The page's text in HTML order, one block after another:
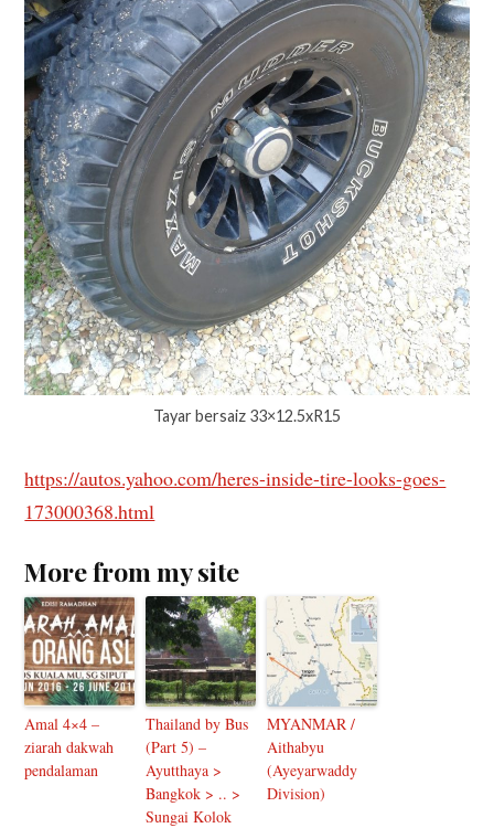
Tayar bersaiz 33×12.5xR15
https://autos.yahoo.com/heres-inside-tire-looks-goes-
173000368.html
More from my site
Amal 4×4 –
ziarah dakwah
pendalaman
Thailand by Bus
(Part 5) –
Ayutthaya >
Bangkok > .. >
Sungai Kolok
MYANMAR /
Aithabyu
(Ayeyarwaddy
Division)